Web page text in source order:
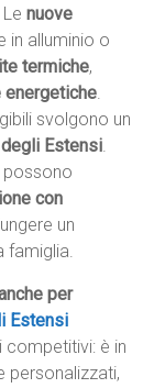
Lenuove
in alluminio o
termiche,
.
svolgono un
Estensi.
possono
con
un
famiglia.
per
Estensi
competitivi: è in
personalizzati,